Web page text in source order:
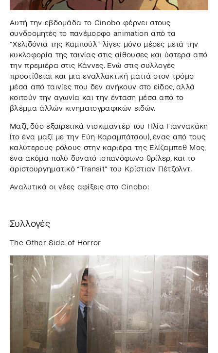
Αυτή την εβδομάδα το Cinobo φέρνει στους
συνδρομητές το πανέμορφο animation από τα
“Χελιδόνια της Καμπούλ” λίγες μόνο μέρες μετά την
κυκλοφορία της ταινίας στις αίθουσες και ύστερα από
την πρεμιέρα στις Κάννες. Ενώ στις συλλογές
προστίθεται και μια εναλλακτική ματιά στον τρόμο
μέσα από ταινίες που δεν ανήκουν στο είδος, αλλά
κοιτούν την αγωνία και την ένταση μέσα από το
βλέμμα άλλών κινηματογραφικών ειδών.
Μαζί, δύο εξαιρετικά ντοκιμαντέρ του Ηλία Γιαννακάκη
(το ένα μαζί με την Εύη Καραμπάτσου), ένας από τους
καλύτερους ρόλους στην καριέρα της Ελίζαμπεθ Μος,
ένα ακόμα πολύ δυνατό ισπανόφωνο θρίλερ, και το
αριστουργηματικό “Transit” του Κρίστιαν Πέτζολντ.
Αναλυτικά οι νέες αφίξεις στο Cinobo:
Συλλογές
The Other Side of Horror